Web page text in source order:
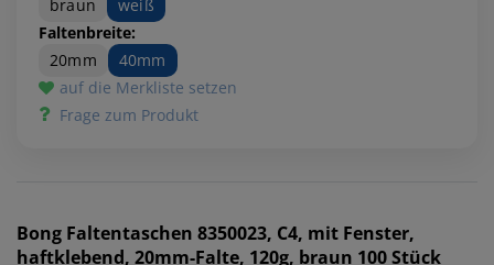
braun
weiß
Faltenbreite:
20mm
40mm
auf die Merkliste setzen
Frage zum Produkt
Bong Faltentaschen 8350023, C4, mit Fenster,
haftklebend, 20mm-Falte, 120g, braun 100 Stück